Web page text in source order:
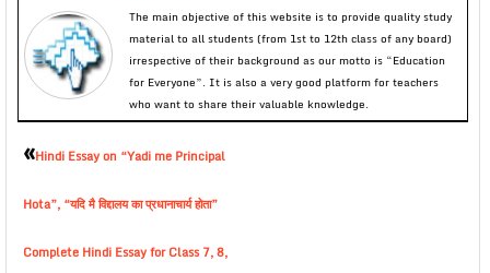
The main objective of this website is to provide quality study
material to all students (from 1st to 12th class of any board)
irrespective of their background as our motto is “Education
for Everyone”. It is also a very good platform for teachers
who want to share their valuable knowledge.
«Hindi Essay on “Yadi me Principal
Hota”, “यदि मै विद्दालय का प्रधानाचार्य होता”
Complete Hindi Essay for Class 7, 8,